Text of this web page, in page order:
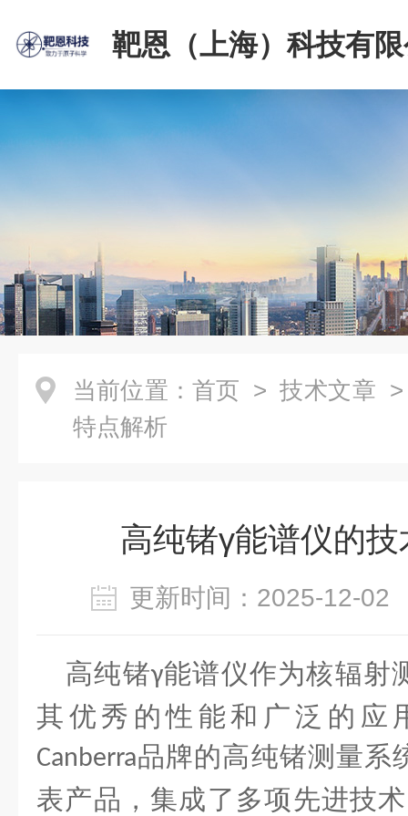
靶恩（上海）科技有
当前位置： 首页 > 技术文章
特点解析
高纯锗γ能谱仪的
更新时间：2025-12-
高纯锗γ能谱仪作为核辐射
其优秀的性能和广泛的应
Canberra品牌的高纯锗测量系
表产品，集成了多项先进技